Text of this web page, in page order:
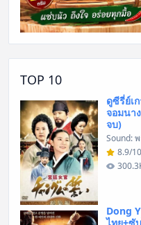
TOP 10
ดูซีรี่ย์เ
จอมนา
จบ)
Sound:
8.9/10
Dong